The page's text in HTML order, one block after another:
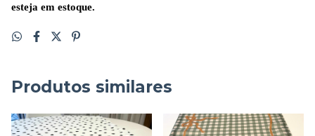
esteja em estoque.
Produtos similares